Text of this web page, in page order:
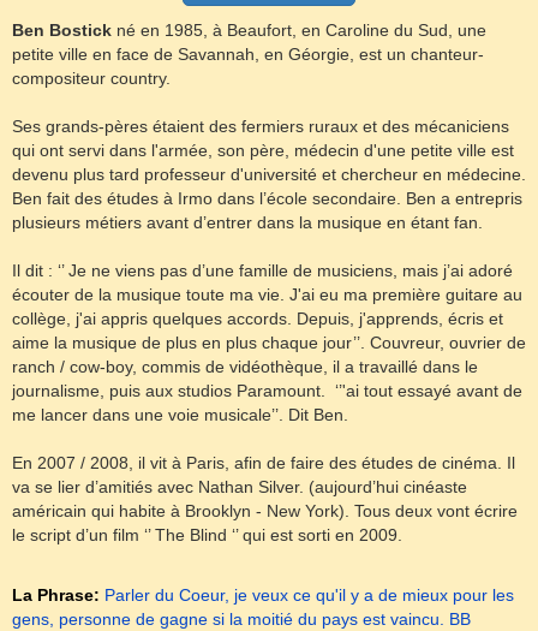
Ben Bostick né en 1985, à Beaufort, en Caroline du Sud, une
petite ville en face de Savannah, en Géorgie, est un chanteur-
compositeur country.
Ses grands-pères étaient des fermiers ruraux et des mécaniciens
qui ont servi dans l'armée, son père, médecin d'une petite ville est
devenu plus tard professeur d'université et chercheur en médecine.
Ben fait des études à Irmo dans l’école secondaire. Ben a entrepris
plusieurs métiers avant d’entrer dans la musique en étant fan.
Il dit : ‘’ Je ne viens pas d’une famille de musiciens, mais j’ai adoré
écouter de la musique toute ma vie. J'ai eu ma première guitare au
collège, j'ai appris quelques accords. Depuis, j'apprends, écris et
aime la musique de plus en plus chaque jour’’. Couvreur, ouvrier de
ranch / cow-boy, commis de vidéothèque, il a travaillé dans le
journalisme, puis aux studios Paramount. ‘’'ai tout essayé avant de
me lancer dans une voie musicale’’. Dit Ben.
En 2007 / 2008, il vit à Paris, afin de faire des études de cinéma. Il
va se lier d’amitiés avec Nathan Silver. (aujourd’hui cinéaste
américain qui habite à Brooklyn - New York). Tous deux vont écrire
le script d’un film ‘’ The Blind ‘’ qui est sorti en 2009.
La Phrase: Parler du Coeur, je veux ce qu'il y a de mieux pour les
gens, personne de gagne si la moitié du pays est vaincu. BB